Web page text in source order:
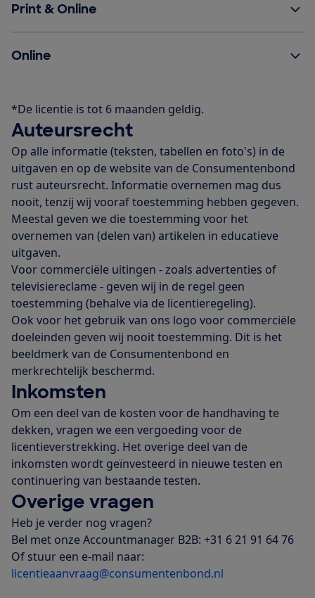
Print & Online
Online
*De licentie is tot 6 maanden geldig.
Auteursrecht
Op alle informatie (teksten, tabellen en foto's) in de
uitgaven en op de website van de Consumentenbond
rust auteursrecht. Informatie overnemen mag dus
nooit, tenzij wij vooraf toestemming hebben gegeven.
Meestal geven we die toestemming voor het
overnemen van (delen van) artikelen in educatieve
uitgaven.
Voor commerciële uitingen - zoals advertenties of
televisiereclame - geven wij in de regel geen
toestemming (behalve via de licentieregeling).
Ook voor het gebruik van ons logo voor commerciële
doeleinden geven wij nooit toestemming. Dit is het
beeldmerk van de Consumentenbond en
merkrechtelijk beschermd.
Inkomsten
Om een deel van de kosten voor de handhaving te
dekken, vragen we een vergoeding voor de
licentieverstrekking. Het overige deel van de
inkomsten wordt geïnvesteerd in nieuwe testen en
continuering van bestaande testen.
Overige vragen
Heb je verder nog vragen?
Bel met onze Accountmanager B2B: +31 6 21 91 64 76
Of stuur een e-mail naar:
licentieaanvraag@consumentenbond.nl